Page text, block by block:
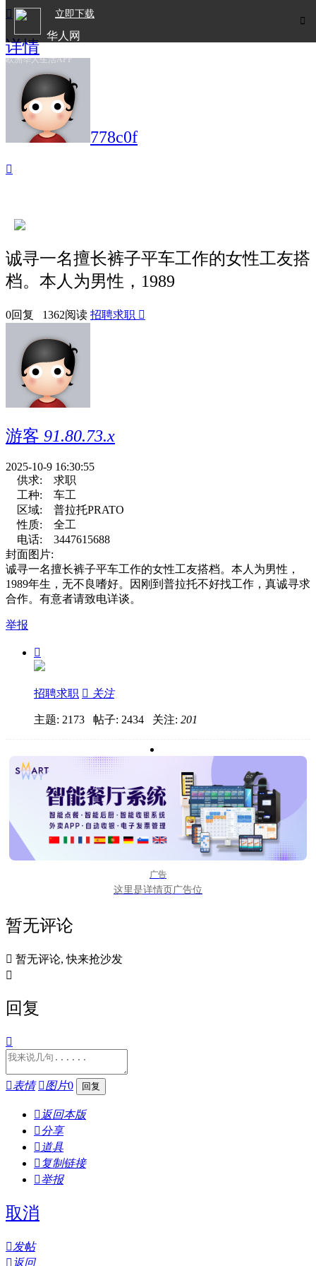

立即下载
华人网
欧洲华人生活APP

详情
778c0f

诚寻一名擅长裤子平车工作的女性工友搭
档。本人为男性，1989
0回复 1362阅读 招聘求职 
游客 91.80.73.x
2025-10-9 16:30:55
供求:
求职
工种:
车工
区域:
普拉托PRATO
性质:
全工
电话:
3447615688
封面图片:
诚寻一名擅长裤子平车工作的女性工友搭档。本人为男性，
1989年生，无不良嗜好。因刚到普拉托不好找工作，真诚寻求
合作。有意者请致电详谈。
举报

招聘求职  关注
主题: 2173 帖子: 2434 关注: 201
广告
这里是详情页广告位
暂无评论
 暂无评论, 快来抢沙发

回复

表情 图片0
 返回本版
分享
 道具
 复制链接
举报
取消
发帖
 返回